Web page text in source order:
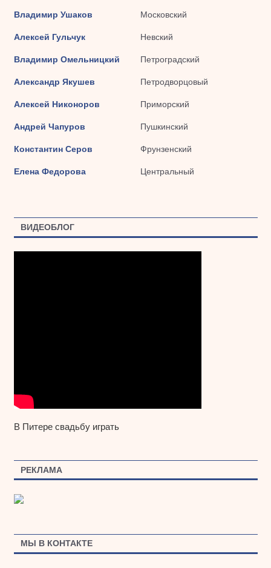
Владимир Ушаков Московский
Алексей Гульчук Невский
Владимир Омельницкий Петроградский
Александр Якушев Петродворцовый
Алексей Никоноров Приморский
Андрей Чапуров Пушкинский
Константин Серов Фрунзенский
Елена Федорова Центральный
ВИДЕОБЛОГ
В Питере свадьбу играть
РЕКЛАМА
МЫ В КОНТАКТЕ